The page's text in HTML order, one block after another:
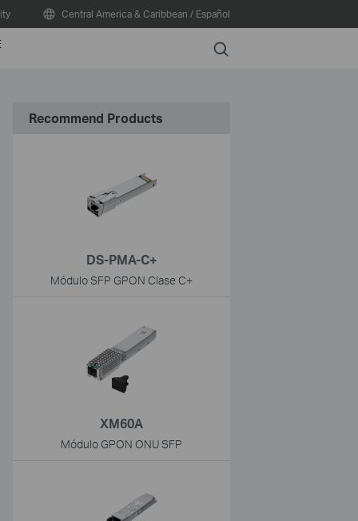
Central America & Caribbean / Español
Search
Recommend Products
DS-PMA-C+
Módulo SFP GPON Clase C+
XM60A
Módulo GPON ONU SFP